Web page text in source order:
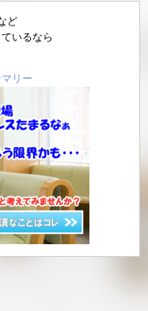
ど
いるなら
リー